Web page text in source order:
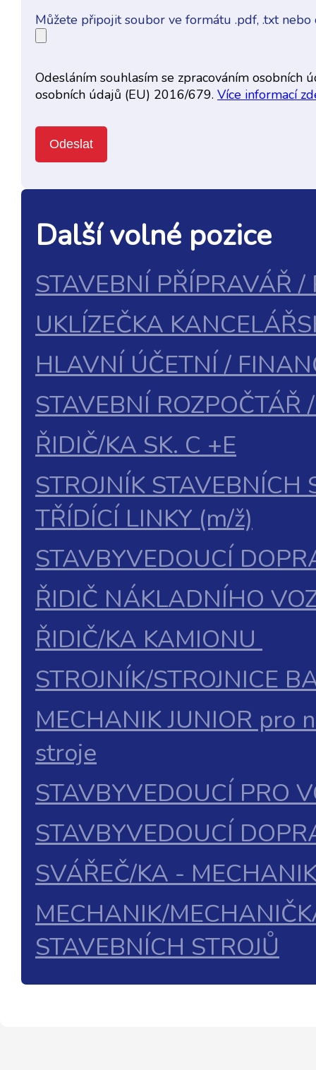
Můžete připojit soubor ve formátu .pdf, .txt nebo
Odesláním souhlasím se zpracováním osobních
osobních údajů (EU) 2016/679. Více informací
Další volné pozice
STAVEBNÍ PŘÍPRAVÁŘ
UKLÍZEČKA
HLAVNÍ ÚČETNÍ /
STAVEBNÍ ROZPOČTÁŘ
ŘIDIČ/KA SK. C +E
STROJNÍK
TŘÍDÍCÍ LINKY (m/ž)
STAVBYVEDOUCÍ
ŘIDIČ NÁKLADNÍHO
ŘIDIČ/KA KAMIONU
STROJNÍK/STROJNICE
MECHANIK JUNIOR pro
stroje
STAVBYVEDOUCÍ PRO
STAVBYVEDOUCÍ
SVÁŘEČ/KA -
MECHANIK/
STAVEBNÍCH STROJŮ